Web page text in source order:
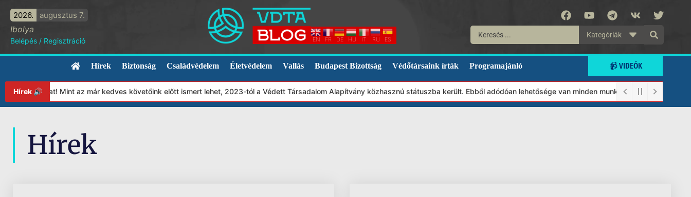
2026. augusztus 7.
Ibolya
Belépés / Regisztráció EN FR DE HU IT RU ES
Kategóriák
Hírek Biztonság Családvédelem Életvédelem Vallás Budapest Bizottság Védőtársaink írták Programajánló 📹 VIDEÓK
Hírek 🔊 Mint az már kedves követőink előtt ismert lehet, 2023-tól a Védett Társadalom Alapítvány közhasznú státuszba került. Ebből adódóan lehetősége van minden munkánkat segíteni
Hírek